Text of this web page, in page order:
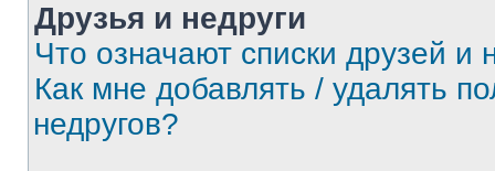
Друзья и недруги
Что означают списки друзей и
Как мне добавлять / удалять
недругов?